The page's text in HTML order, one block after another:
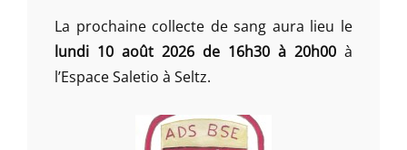
La prochaine collecte de sang aura lieu le
lundi 10 août 2026 de 16h30 à 20h00 à
l’Espace Saletio à Seltz.